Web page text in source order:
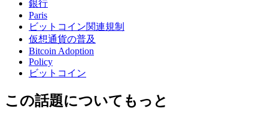
銀行
Paris
ビットコイン関連規制
仮想通貨の普及
Bitcoin Adoption
Policy
ビットコイン
この話題についてもっと